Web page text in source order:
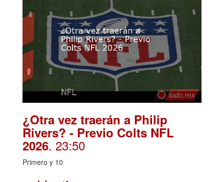
¿Otra vez traerán a Philip
Rivers? - Previo Colts NFL
2026. 23:50
Primero y 10